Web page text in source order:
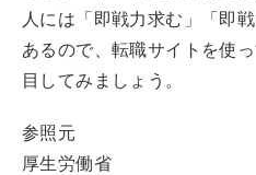
人には「即戦力求む」「即
あるので、転職サイトを使
目してみましょう。
参照元
厚生労働省